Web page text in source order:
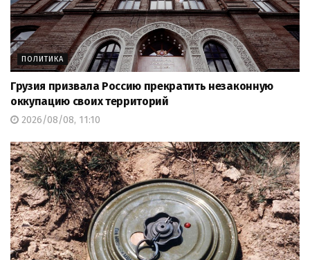
ПОЛИТИКА
Грузия призвала Россию прекратить незаконную
оккупацию своих территорий
2026/08/08, 11:10